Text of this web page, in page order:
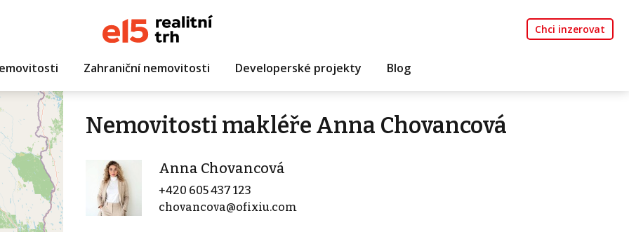
Chci inzerovat
Zahraniční nemovitosti Developerské projekty Blog
Nemovitosti makléře Anna Chovancová
Anna Chovancová
+420 605 437 123
chovancova@ofixiu.com